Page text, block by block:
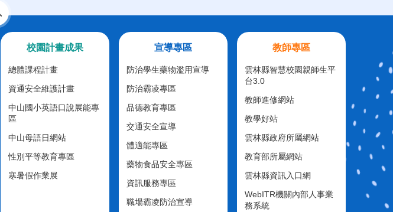
校園計畫成果
總體課程計畫
資通安全維護計畫
中山國小英語口說展能專
區
中山母語日網站
性別平等教育專區
寒暑假作業展
宣導專區
防治學生藥物濫用宣導
防治霸凌專區
品德教育專區
交通安全宣導
體適能專區
藥物食品安全專區
資訊服務專區
職場霸凌防治宣導
教師專區
雲林縣智慧校園親師生平
台3.0
教師進修網站
教學好站
雲林縣政府所屬網站
教育部所屬網站
雲林縣資訊入口網
WebITR機關內部人事業
務系統